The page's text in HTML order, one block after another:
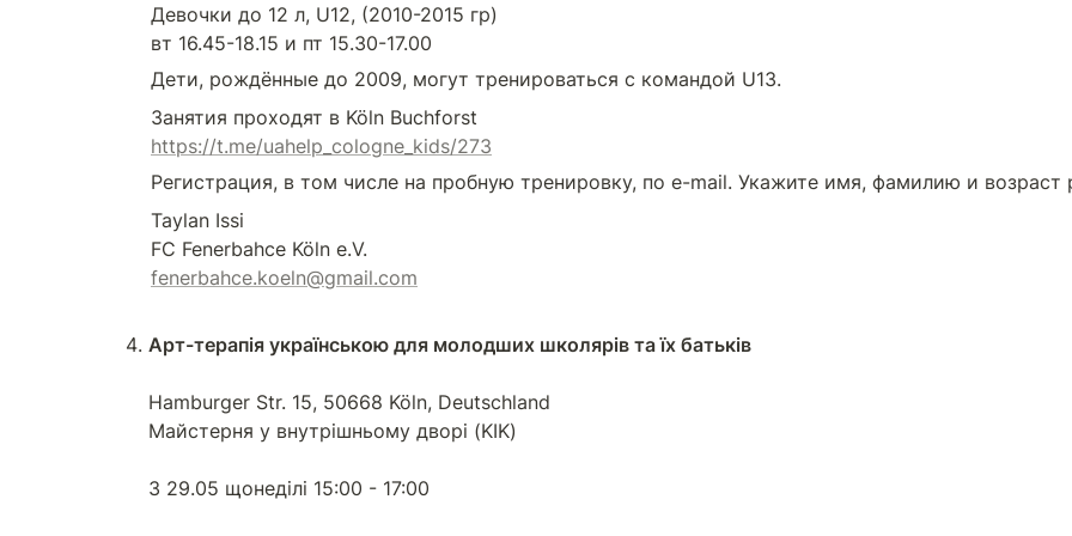
Девочки до 12 л, U12, (2010-2015 гр)
вт 16.45-18.15 и пт 15.30-17.00
Дети, рождённые до 2009, могут тренироваться с командой U13.
https://t.me/uahelp_cologne_kids/273
Регистрация, в том числе на пробную тренировку, по e-mail. Укажите имя, фамилию и возраст
Taylan Issi
fenerbahce.koeln@gmail.com
Арт-терапія українською для молодших школярів та їх батьків
Hamburger Str. 15, 50668 Köln, Deutschland
Майстерня у внутрішньому дворі (KIK)
З 29.05 щонеділі 15:00 - 17:00